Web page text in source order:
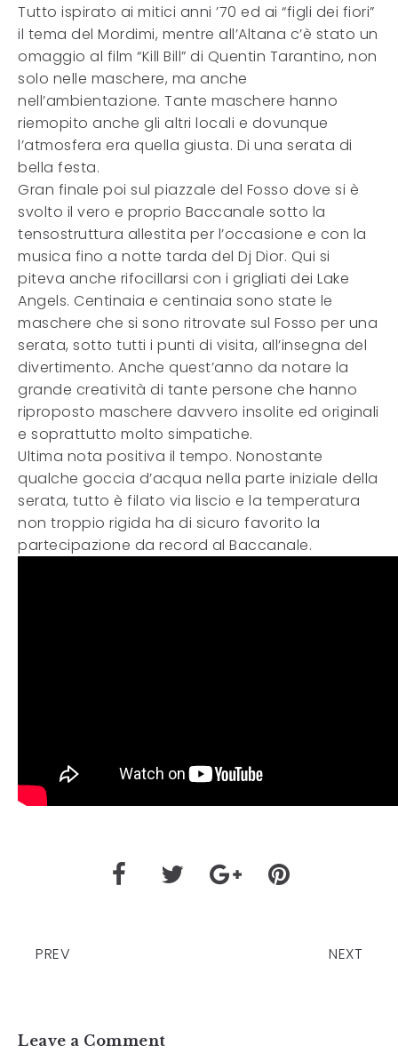
Tutto ispirato ai mitici anni ’70 ed ai “figli dei fiori”
il tema del Mordimi, mentre all’Altana c’è stato un
omaggio al film “Kill Bill” di Quentin Tarantino, non
solo nelle maschere, ma anche
nell’ambientazione. Tante maschere hanno
riemopito anche gli altri locali e dovunque
l’atmosfera era quella giusta. Di una serata di
bella festa.
Gran finale poi sul piazzale del Fosso dove si è
svolto il vero e proprio Baccanale sotto la
tensostruttura allestita per l’occasione e con la
musica fino a notte tarda del Dj Dior. Qui si
piteva anche rifocillarsi con i grigliati dei Lake
Angels. Centinaia e centinaia sono state le
maschere che si sono ritrovate sul Fosso per una
serata, sotto tutti i punti di visita, all’insegna del
divertimento. Anche quest’anno da notare la
grande creatività di tante persone che hanno
riproposto maschere davvero insolite ed originali
e soprattutto molto simpatiche.
Ultima nota positiva il tempo. Nonostante
qualche goccia d’acqua nella parte iniziale della
serata, tutto è filato via liscio e la temperatura
non troppio rigida ha di sicuro favorito la
partecipazione da record al Baccanale.
PREV NEXT
Leave a Comment